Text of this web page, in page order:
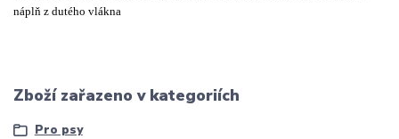
náplň z dutého vlákna
Zboží zařazeno v kategoriích
Pro psy